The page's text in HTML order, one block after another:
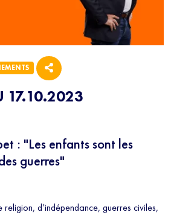
17.10.2023
: "Les enfants sont les
guerres"
d’indépendance, guerres civiles,
100% éducation et recevez
newsletter par courrier électronique et vous